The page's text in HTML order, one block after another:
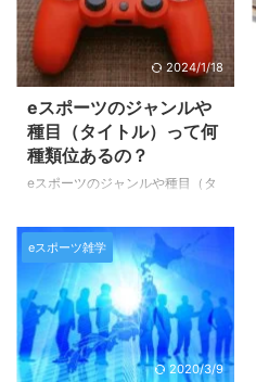
れることも多くなってきたので、
多くの方が一度くらいは耳にした
コトがある言葉かと思います。
そんなeスポーツとは何を指すの
か、簡単に解説させていただきま
すので、よろしくお願いいたしま
す♪ eスポーツとは何の略？ eス
ポーツは「エレクトロニックスポ
ーツ」の略（＝electronic sports
...
2024/1/18
eスポーツのジャンルや
種目（タイトル）って何
種類位あるの？
eスポーツのジャンルや種目（タ
いあるのでしょうか？ 今回はそ
んな疑問にお答えするために、簡
単にまとめてみました。 ジャン
ルは主に７つにわけられます♪ e
スポーツは全世界で急速に人気を
高めています。 日本のeスポーツ
はまだまだ後進国と言われていま
すが、それでも徐々に盛り上がり
eスポーツ雑学
2020/3/9